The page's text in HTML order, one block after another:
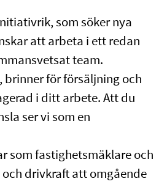
som söker nya
att arbeta i ett redan
team.
brinner för försäljning och
i ditt arbete. Att du
ser vi som en
som fastighetsmäklare och
drivkraft att omgående